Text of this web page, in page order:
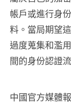
帳戶或進行身
料。當局期望
過度蒐集和濫
間的身份認證
中國官方媒體